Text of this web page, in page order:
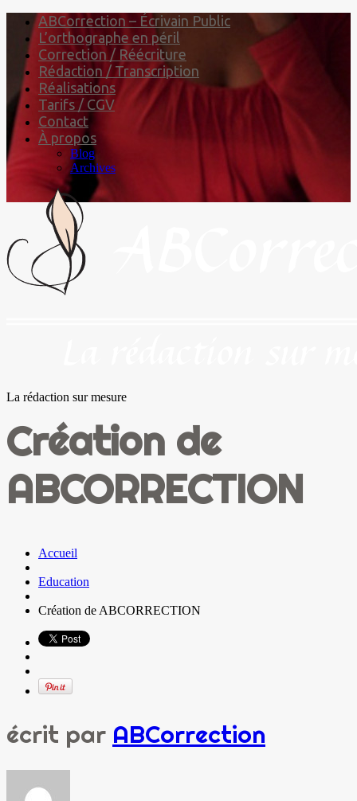
ABCorrection – Écrivain Public
L’orthographe en péril
Correction / Réécriture
Rédaction / Transcription
Réalisations
Tarifs / CGV
Contact
À propos
Blog
Archives
La rédaction sur mesure
Création de
ABCORRECTION
Accueil
Education
Création de ABCORRECTION
écrit par ABCorrection